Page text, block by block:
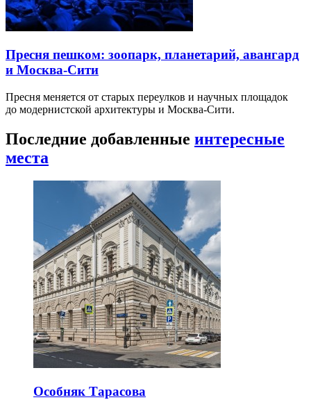
Пресня пешком: зоопарк, планетарий, авангард
и Москва-Сити
Пресня меняется от старых переулков и научных площадок
до модернистской архитектуры и Москва-Сити.
Последние добавленные интересные
места
Особняк Тарасова